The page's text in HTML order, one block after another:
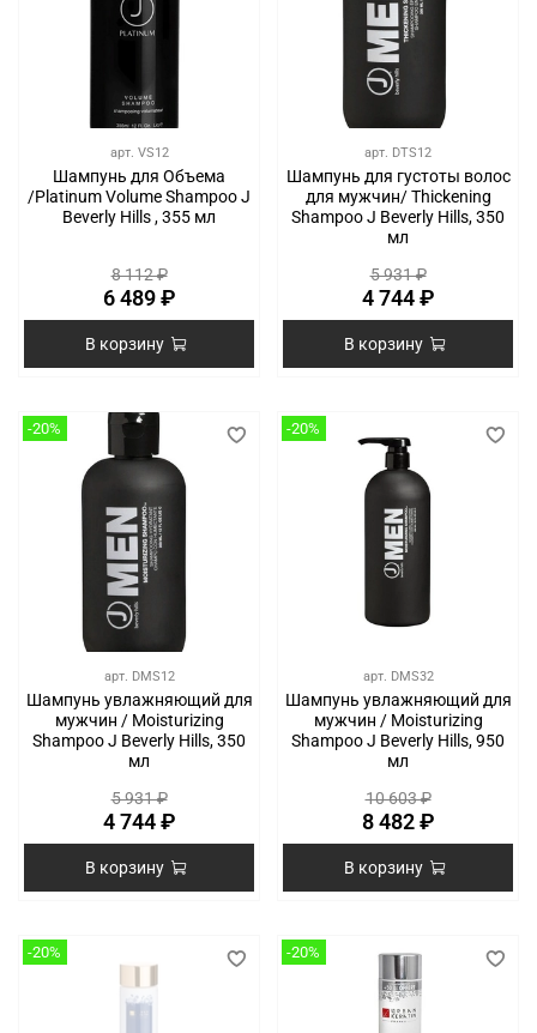
арт. VS12
Шампунь для Объема
/Platinum Volume Shampoo J
Beverly Hills , 355 мл
8 112 ₽
6 489 ₽
В корзину
арт. DTS12
Шампунь для густоты волос
для мужчин/ Thickening
Shampoo J Beverly Hills, 350
мл
5 931 ₽
4 744 ₽
В корзину
-20%
арт. DMS12
Шампунь увлажняющий для
мужчин / Moisturizing
Shampoo J Beverly Hills, 350
мл
5 931 ₽
4 744 ₽
В корзину
-20%
арт. DMS32
Шампунь увлажняющий для
мужчин / Moisturizing
Shampoo J Beverly Hills, 950
мл
10 603 ₽
8 482 ₽
В корзину
-20% -20%